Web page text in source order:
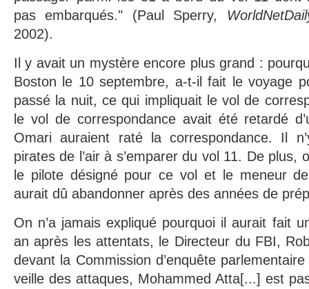
pas embarqués." (Paul Sperry,
2002).
Il y avait un mystère encore plus grand :
Boston le 10 septembre, a-t-il fait le voyage
passé la nuit, ce qui impliquait le vol de
le vol de correspondance avait été retardé
Omari auraient raté la correspondance. Il
pirates de l’air à s’emparer du vol 11. De plus,
le pilote désigné pour ce vol et le meneur de
aurait dû abandonner après des années de
On n’a jamais expliqué pourquoi il aurait fait
an après les attentats, le Directeur du FBI,
devant la Commission d’enquête
veille des attaques, Mohammed Atta[...] est